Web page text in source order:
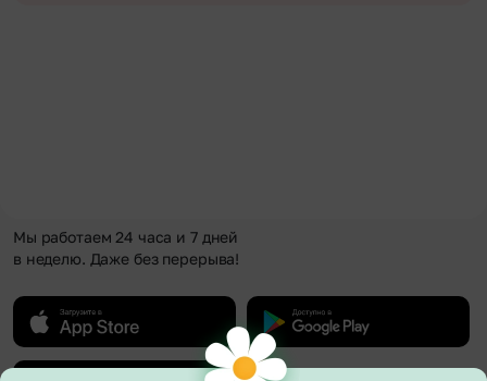
Мы работаем 24 часа и 7 дней
в неделю. Даже без перерыва!